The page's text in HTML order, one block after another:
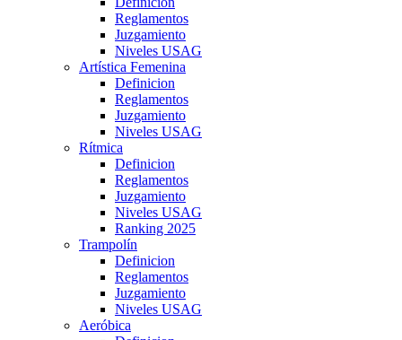
Reglamentos
Juzgamiento
Niveles USAG
Artística Femenina
Definicion
Reglamentos
Juzgamiento
Niveles USAG
Rítmica
Definicion
Reglamentos
Juzgamiento
Niveles USAG
Ranking 2025
Trampolín
Definicion
Reglamentos
Juzgamiento
Niveles USAG
Aeróbica